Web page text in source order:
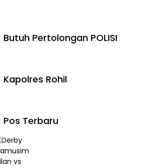
Butuh Pertolongan POLISI
Kapolres Rohil
Pos Terbaru